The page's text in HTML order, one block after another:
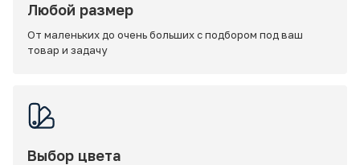
Любой размер
От маленьких до очень больших с подбором под ваш
товар и задачу
Выбор цвета